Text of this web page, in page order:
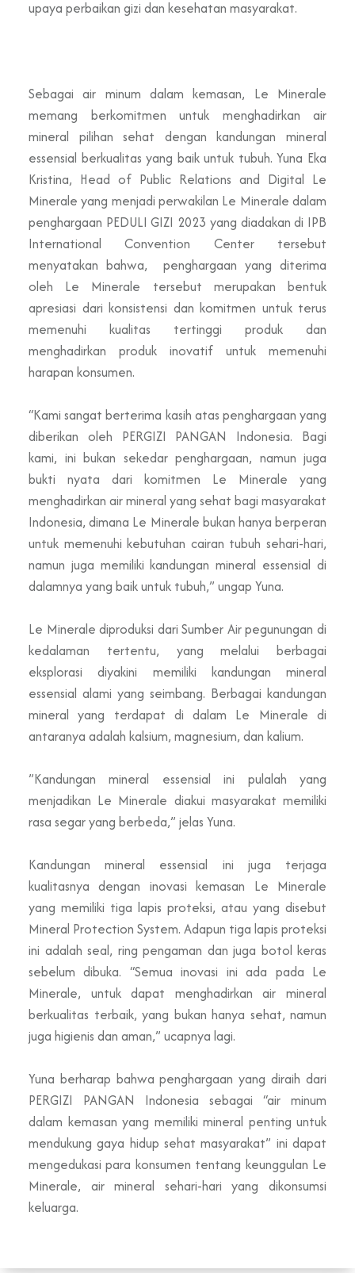
upaya perbaikan gizi dan kesehatan masyarakat.
Sebagai air minum dalam kemasan, Le Minerale
memang berkomitmen untuk menghadirkan air
mineral pilihan sehat dengan kandungan mineral
essensial berkualitas yang baik untuk tubuh. Yuna Eka
Kristina, Head of Public Relations and Digital Le
Minerale yang menjadi perwakilan Le Minerale dalam
penghargaan PEDULI GIZI 2023 yang diadakan di IPB
International Convention Center tersebut
menyatakan bahwa, penghargaan yang diterima
oleh Le Minerale tersebut merupakan bentuk
apresiasi dari konsistensi dan komitmen untuk terus
memenuhi kualitas tertinggi produk dan
menghadirkan produk inovatif untuk memenuhi
harapan konsumen.
“Kami sangat berterima kasih atas penghargaan yang
diberikan oleh PERGIZI PANGAN Indonesia. Bagi
kami, ini bukan sekedar penghargaan, namun juga
bukti nyata dari komitmen Le Minerale yang
menghadirkan air mineral yang sehat bagi masyarakat
Indonesia, dimana Le Minerale bukan hanya berperan
untuk memenuhi kebutuhan cairan tubuh sehari-hari,
namun juga memiliki kandungan mineral essensial di
dalamnya yang baik untuk tubuh,” ungap Yuna.
Le Minerale diproduksi dari Sumber Air pegunungan di
kedalaman tertentu, yang melalui berbagai
eksplorasi diyakini memiliki kandungan mineral
essensial alami yang seimbang. Berbagai kandungan
mineral yang terdapat di dalam Le Minerale di
antaranya adalah kalsium, magnesium, dan kalium.
”Kandungan mineral essensial ini pulalah yang
menjadikan Le Minerale diakui masyarakat memiliki
rasa segar yang berbeda,” jelas Yuna.
Kandungan mineral essensial ini juga terjaga
kualitasnya dengan inovasi kemasan Le Minerale
yang memiliki tiga lapis proteksi, atau yang disebut
Mineral Protection System. Adapun tiga lapis proteksi
ini adalah seal, ring pengaman dan juga botol keras
sebelum dibuka. “Semua inovasi ini ada pada Le
Minerale, untuk dapat menghadirkan air mineral
berkualitas terbaik, yang bukan hanya sehat, namun
juga higienis dan aman,” ucapnya lagi.
Yuna berharap bahwa penghargaan yang diraih dari
PERGIZI PANGAN Indonesia sebagai “air minum
dalam kemasan yang memiliki mineral penting untuk
mendukung gaya hidup sehat masyarakat” ini dapat
mengedukasi para konsumen tentang keunggulan Le
Minerale, air mineral sehari-hari yang dikonsumsi
keluarga.